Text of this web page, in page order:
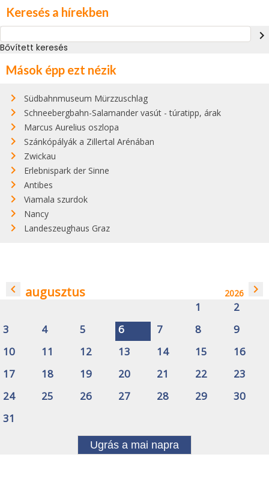
Keresés a hírekben
navigate_next
Bővített keresés
Mások épp ezt nézik
Südbahnmuseum Mürzzuschlag
Schneebergbahn-Salamander vasút - túratipp, árak
Marcus Aurelius oszlopa
Szánkópályák a Zillertal Arénában
Zwickau
Erlebnispark der Sinne
Antibes
Viamala szurdok
Nancy
Landeszeughaus Graz
navigate_before augusztus 2026 navigate_next
1
2
3
4 5 6 7 8
9
10
11 12 13 14 15
16
17
18 19 20 21 22
23
24
25 26 27 28 29
30
31
Ugrás a mai napra